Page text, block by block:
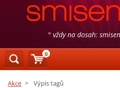
° vždy na dosah:
Akce > Výpis tagů
0